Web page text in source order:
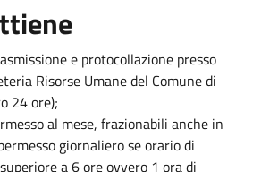
e protocollazione presso
Risorse Umane del Comune di
24 ore);
al mese, frazionabili anche in
giornaliero se orario di
a 6 ore ovvero 1 ora di